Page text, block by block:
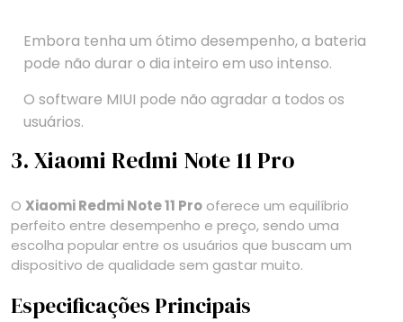
Embora tenha um ótimo desempenho, a bateria
pode não durar o dia inteiro em uso intenso.
O software MIUI pode não agradar a todos os
usuários.
3. Xiaomi Redmi Note 11 Pro
O Xiaomi Redmi Note 11 Pro oferece um equilíbrio
perfeito entre desempenho e preço, sendo uma
escolha popular entre os usuários que buscam um
dispositivo de qualidade sem gastar muito.
Especificações Principais